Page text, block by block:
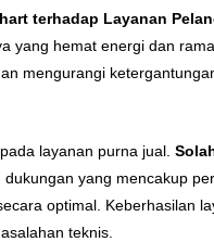
terhadap Layanan
yang hemat energi dan
mengurangi
layanan purna jual.
yang mencakup
optimal. Keberhasilan
teknis.